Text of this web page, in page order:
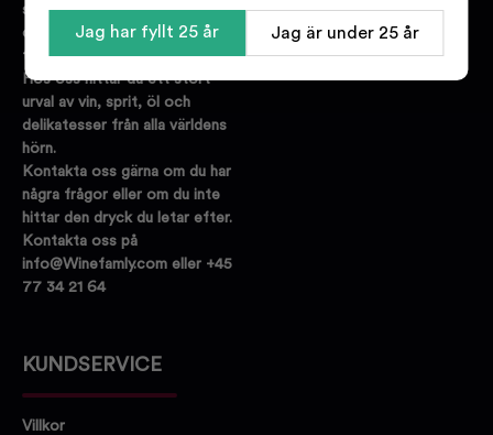
specialistutbildad personal med
olika expertisområden inom alla
typer av dryck.
Hos oss hittar du ett stort
urval av vin, sprit, öl och
delikatesser från alla världens
hörn.
Kontakta oss gärna om du har
några frågor eller om du inte
hittar den dryck du letar efter.
Kontakta oss på
info@Winefamly.com eller +45
77 34 21 64
KUNDSERVICE
Villkor
Jag har fyllt 25 år Jag är under 25 år